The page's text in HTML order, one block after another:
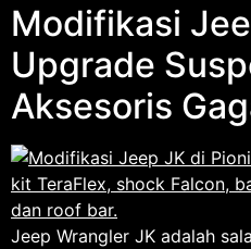
Modifikasi
Upgrade
Aksesoris
Jeep Wrangler JK adalah